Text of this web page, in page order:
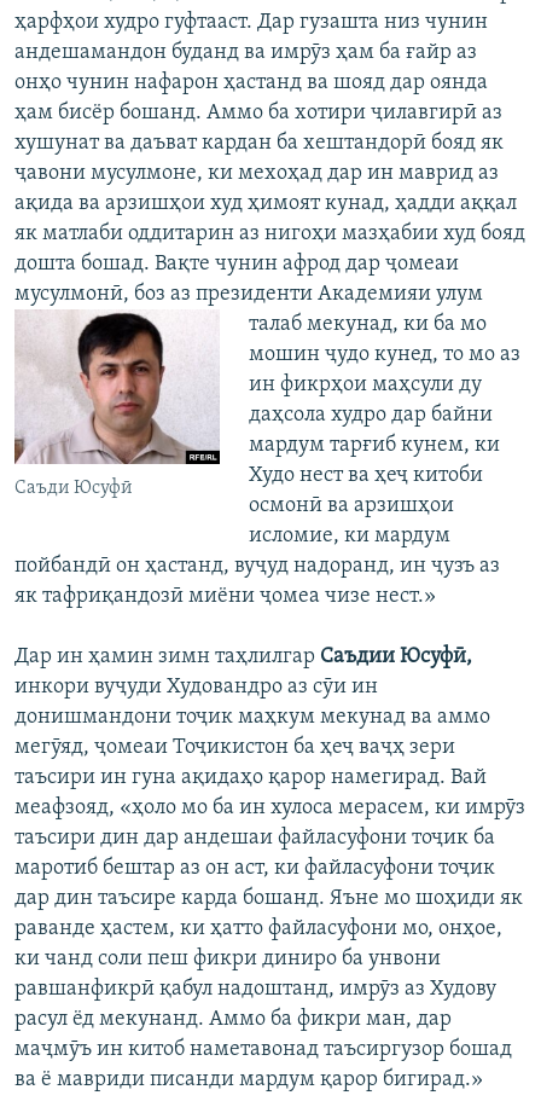
ҳарфҳои худро гуфтааст. Дар гузашта низ чунин
андешамандон буданд ва имрӯз ҳам ба ғайр аз
онҳо чунин нафарон ҳастанд ва шояд дар оянда
ҳам бисёр бошанд. Аммо ба хотири ҷилавгирӣ аз
хушунат ва даъват кардан ба хештандорӣ бояд як
ҷавони мусулмоне, ки мехоҳад дар ин маврид аз
ақида ва арзишҳои худ ҳимоят кунад, ҳадди аққал
як матлаби оддитарин аз нигоҳи мазҳабии худ бояд
дошта бошад. Вақте чунин афрод дар ҷомеаи
мусулмонӣ, боз аз президенти
Саъди Юсуфӣ
Академияи улум
талаб мекунад, ки ба мо
мошин ҷудо кунед, то мо аз
ин фикрҳои маҳсули ду
даҳсола худро дар байни
мардум тарғиб кунем, ки
Худо нест ва ҳеҷ китоби
осмонӣ ва арзишҳои
исломие, ки мардум
пойбандӣ он ҳастанд, вуҷуд надоранд, ин ҷузъ аз
як тафриқандозӣ миёни ҷомеа чизе нест.»
Дар ин ҳамин зимн таҳлилгар Саъдии Юсуфӣ,
инкори вуҷуди Худовандро аз сӯи ин
донишмандони тоҷик маҳкум мекунад ва аммо
мегӯяд, ҷомеаи Тоҷикистон ба ҳеҷ ваҷҳ зери
таъсири ин гуна ақидаҳо қарор намегирад. Вай
меафзояд, «ҳоло мо ба ин хулоса мерасем, ки имрӯз
таъсири дин дар андешаи файласуфони тоҷик ба
маротиб бештар аз он аст, ки файласуфони тоҷик
дар дин таъсире карда бошанд. Яъне мо шоҳиди як
раванде ҳастем, ки ҳатто файласуфони мо, онҳое,
ки чанд соли пеш фикри диниро ба унвони
равшанфикрӣ қабул надоштанд, имрӯз аз Худову
расул ёд мекунанд. Аммо ба фикри ман, дар
маҷмӯъ ин китоб наметавонад таъсиргузор бошад
ва ё мавриди писанди мардум қарор бигирад.»